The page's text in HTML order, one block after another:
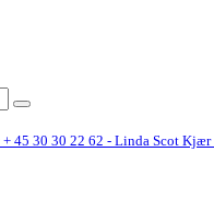
+ 45 30 30 22 62 - Linda Scot Kjær